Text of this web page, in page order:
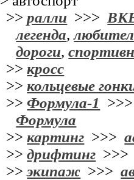
>>ралли >>>
легенда,
дороги,
>>кросс
>>кольцевые
>>Формула-1
Формула
>>картинг >>>
>>дрифтинг
>>экипаж >>>